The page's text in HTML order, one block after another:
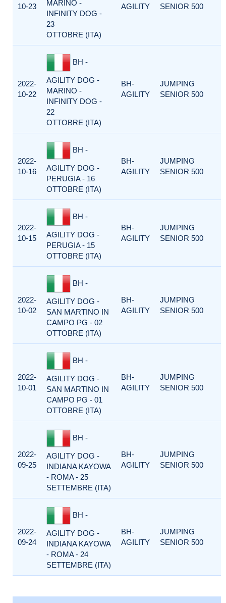
10-23
MARINO -
INFINITY DOG -
23
OTTOBRE (ITA)
AGILITY
SENIOR 500
2022-
10-22
BH -
AGILITY DOG -
MARINO -
INFINITY DOG -
22
OTTOBRE (ITA)
BH-
AGILITY
JUMPING
SENIOR 500
2022-
10-16
BH -
AGILITY DOG -
PERUGIA - 16
OTTOBRE (ITA)
BH-
AGILITY
JUMPING
SENIOR 500
2022-
10-15
BH -
AGILITY DOG -
PERUGIA - 15
OTTOBRE (ITA)
BH-
AGILITY
JUMPING
SENIOR 500
2022-
10-02
BH -
AGILITY DOG -
SAN MARTINO IN
CAMPO PG - 02
OTTOBRE (ITA)
BH-
AGILITY
JUMPING
SENIOR 500
2022-
10-01
BH -
AGILITY DOG -
SAN MARTINO IN
CAMPO PG - 01
OTTOBRE (ITA)
BH-
AGILITY
JUMPING
SENIOR 500
2022-
09-25
BH -
AGILITY DOG -
INDIANA KAYOWA
- ROMA - 25
SETTEMBRE (ITA)
BH-
AGILITY
JUMPING
SENIOR 500
2022-
09-24
BH -
AGILITY DOG -
INDIANA KAYOWA
- ROMA - 24
SETTEMBRE (ITA)
BH-
AGILITY
JUMPING
SENIOR 500